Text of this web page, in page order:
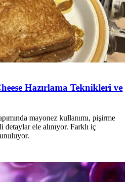
Hazırlama Teknikleri ve
mayonez kullanımı, pişirme
detaylar ele alınıyor. Farklı iç